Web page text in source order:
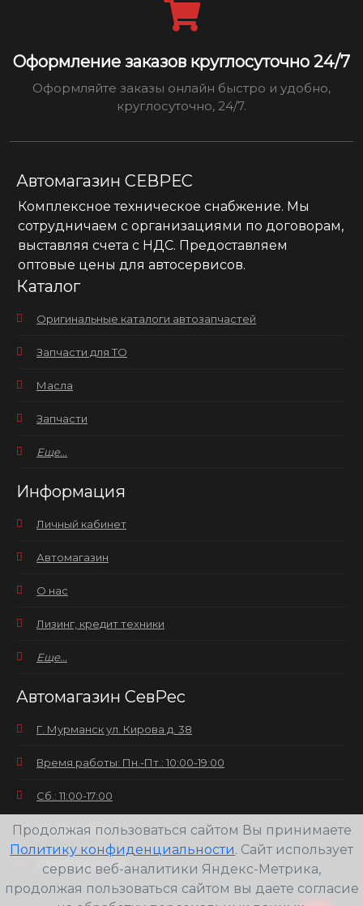
Оформление заказов круглосуточно 24/7
Оформляйте заказы онлайн быстро и удобно,
круглосуточно, 24/7.
Автомагазин СЕВРЕС
Комплексное техническое снабжение. Мы
сотрудничаем с организациями по договорам,
выставляя счета с НДС. Предоставляем
оптовые цены для автосервисов.
Каталог
Оригинальные каталоги автозапчастей
Запчасти для ТО
Масла
Запчасти
Еще...
Информация
Личный кабинет
Автомагазин
О нас
Лизинг, кредит техники
Еще...
Автомагазин СевРес
Г. Мурманск ул. Кирова д. 38
Время работы: Пн.-Пт.: 10:00-19:00
Сб.: 11:00-17:00
Вс.: выходной
+7(8152) 25-30-58
Продолжая пользоваться сайтом Вы принимаете
Политику конфиденциальности. Сайт использует
сервис веб-аналитики Яндекс-Метрика,
продолжая пользоваться сайтом вы даете согласие